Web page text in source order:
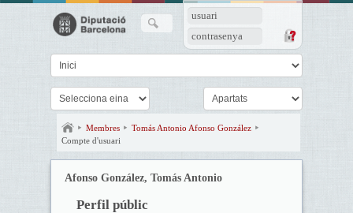
usuari
contrasenya
Membres
Tomás Antonio Afonso González
Compte d'usuari
Afonso González, Tomás Antonio
Perfil públic